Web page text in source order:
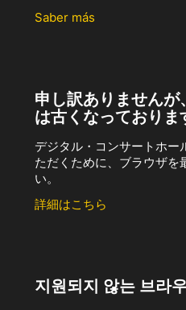
Saber más
申し訳ありません
は古くなっておりま
デジタル・コンサートホー
ただくために、ブラウザを
い。
詳細はこちら
지원되지 않는 브라